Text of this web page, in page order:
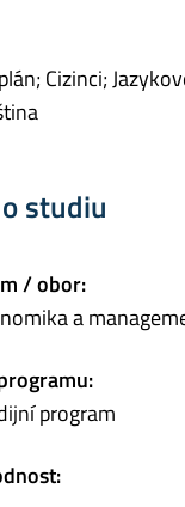
Cizinci;
studiu
/ obor:
a
program